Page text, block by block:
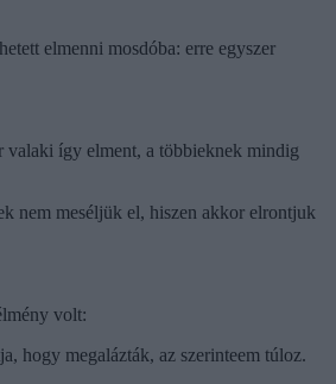
elmenni mosdóba: erre egyszer
valaki így elment, a többieknek mindig
nem meséljük el, hiszen akkor elrontjuk
volt:
hogy megalázták, az szerinteem túloz.